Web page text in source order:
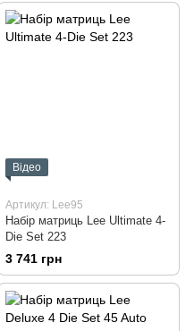
Відео
Артикул: Lee95
Набір матриць Lee Ultimate 4-
Die Set 223
3 741 грн